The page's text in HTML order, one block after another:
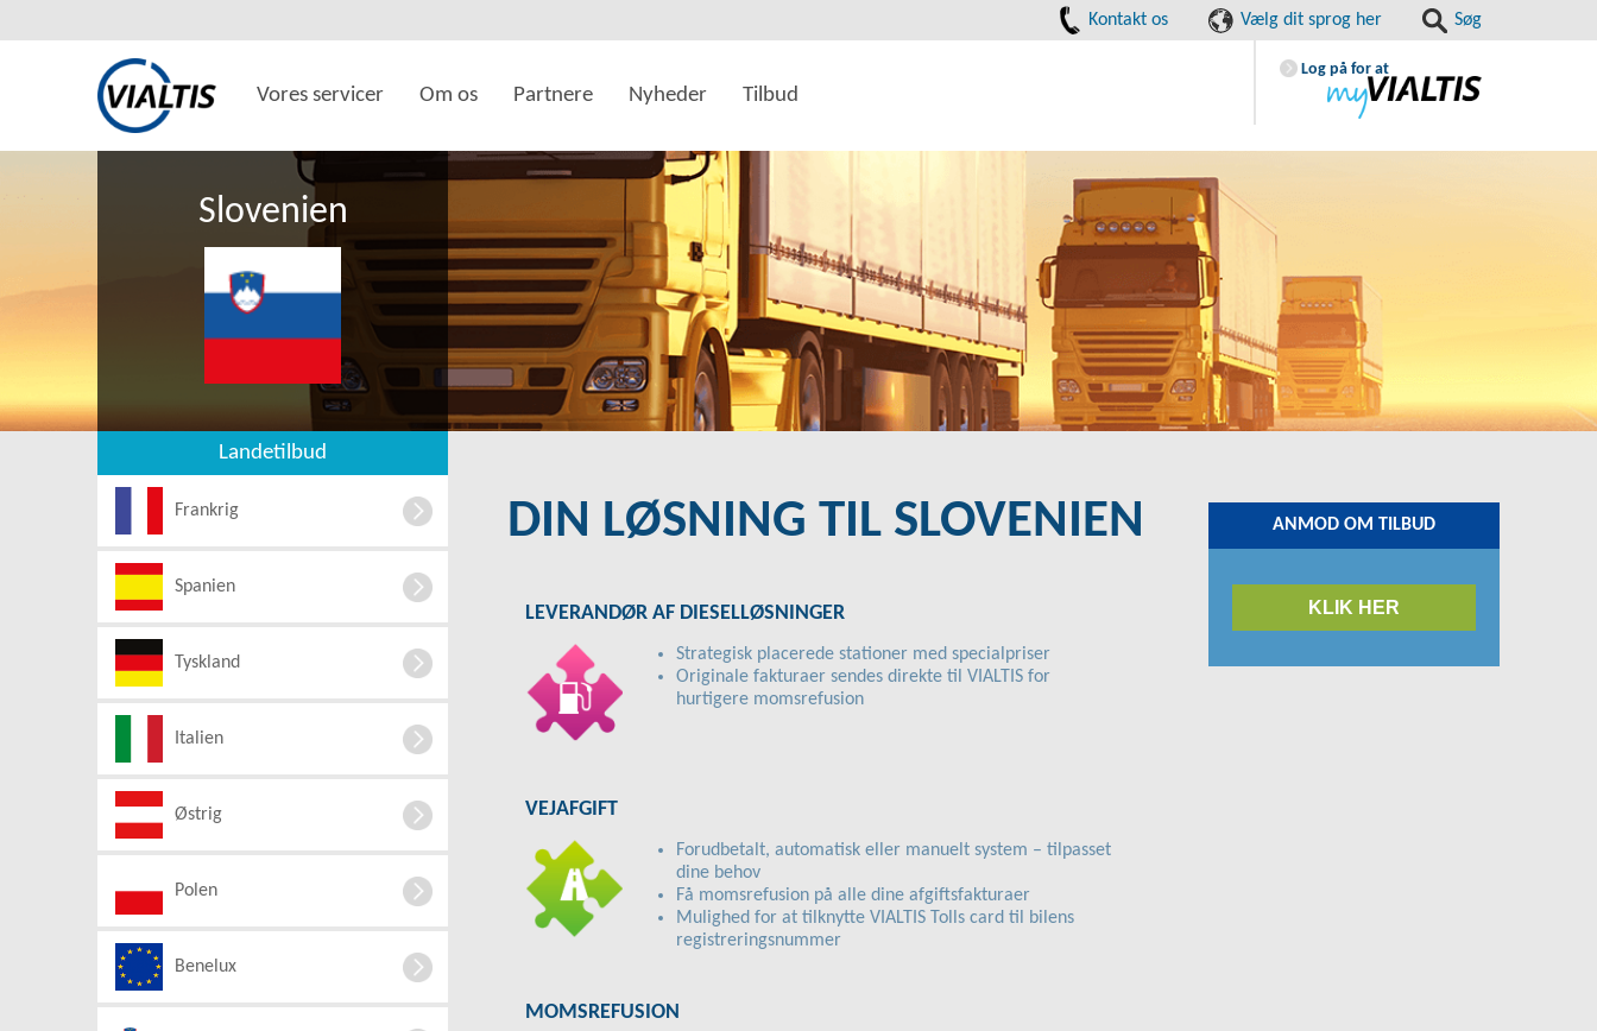
Kontakt os Vælg dit sprog her Søg
Vores servicer Om os Partnere Nyheder Tilbud
Log på for at
Slovenien
Landetilbud
Frankrig
Spanien
Tyskland
Italien
Østrig
Polen
Benelux
DIN LØSNING TIL SLOVENIEN
LEVERANDØR AF DIESELLØSNINGER
Strategisk placerede stationer med specialpriser
Originale fakturaer sendes direkte til VIALTIS for
hurtigere momsrefusion
VEJAFGIFT
Forudbetalt, automatisk eller manuelt system – tilpasset
dine behov
Få momsrefusion på alle dine afgiftsfakturaer
Mulighed for at tilknytte VIALTIS Tolls card til bilens
registreringsnummer
MOMSREFUSION
ANMOD OM TILBUD
KLIK HER